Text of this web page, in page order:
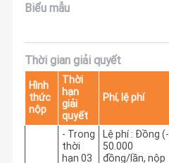
Biểu mẫu
Thời gian giải quyết
Hình
thức
nộp
Thời
hạn
giải
quyết
Phí, lệ phí
- Trong
thời
hạn 03
Lệ phí : Đồng (-
50.000
đồng/lần, nộp